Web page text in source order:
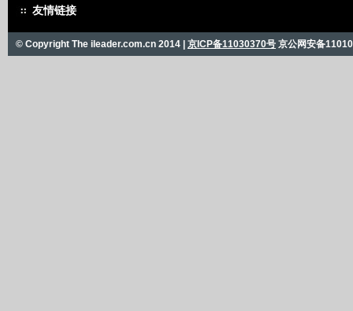
友情链接
© Copyright The ileader.com.cn 2014 | 京ICP备11030370号 京公网安备